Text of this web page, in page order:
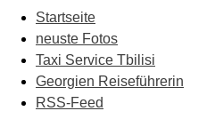
Startseite
neuste Fotos
Taxi Service Tbilisi
Georgien Reiseführerin
RSS-Feed